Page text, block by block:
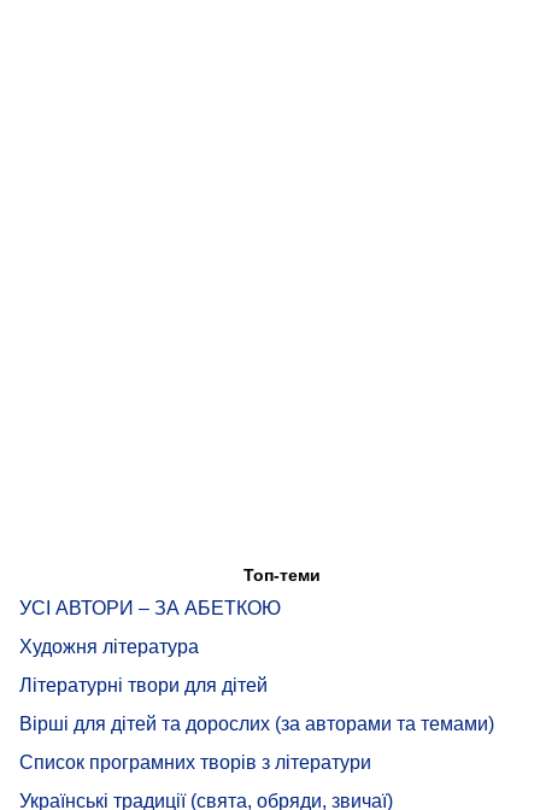
Топ-теми
УСІ АВТОРИ – ЗА АБЕТКОЮ
Художня література
Літературні твори для дітей
Вірші для дітей та дорослих (за авторами та темами)
Список програмних творів з літератури
Українські традиції (свята, обряди, звичаї)